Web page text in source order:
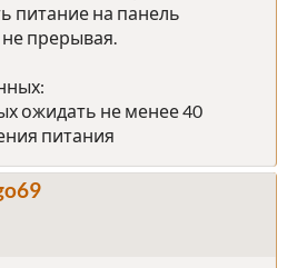
питание на панель
прерывая.
ожидать не менее 40
питания